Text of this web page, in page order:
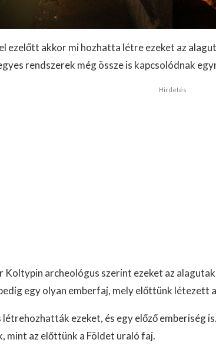
ezelőtt akkor mi hozhatta létre ezeket az
rendszerek még össze is kapcsolódnak
Hirdetés
Koltypin archeológus szerint ezeket az
egy olyan emberfaj, mely előttünk létezett
ezeket, és egy előző emberiség
mint az előttünk a Földet uraló faj.